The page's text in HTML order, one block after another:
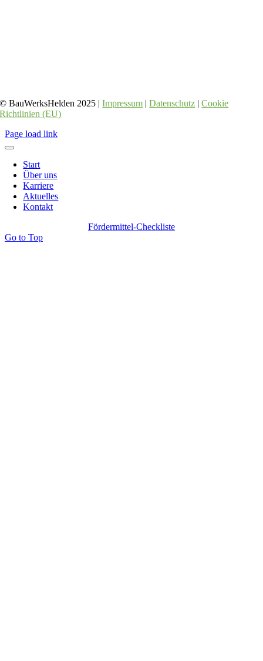
© BauWerksHelden 2025 |Impressum |Datenschutz |Cookie
Richtlinien (EU)
Page load link
Start
Über uns
Karriere
Aktuelles
Kontakt
Fördermittel-Checkliste
Go to Top